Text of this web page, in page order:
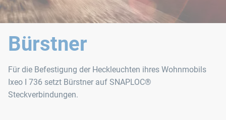
Bürstner
Für die Befestigung der Heckleuchten ihres Wohnmobils
Ixeo I 736 setzt Bürstner auf SNAPLOC®
Steckverbindungen.